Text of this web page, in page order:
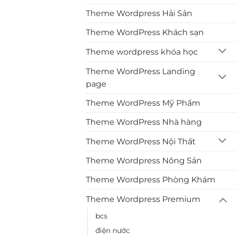
Theme Wordpress Hải Sản
Theme WordPress Khách sạn
Theme wordpress khóa học
Theme WordPress Landing
page
Theme WordPress Mỹ Phẩm
Theme WordPress Nhà hàng
Theme WordPress Nội Thất
Theme Wordpress Nông Sản
Theme Wordpress Phòng Khám
Theme Wordpress Premium
bcs
điện nước